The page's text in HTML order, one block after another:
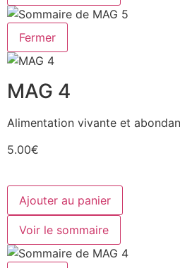
Fermer
MAG 4
Alimentation vivante et
5.00€
Ajouter au panier
Voir le sommaire